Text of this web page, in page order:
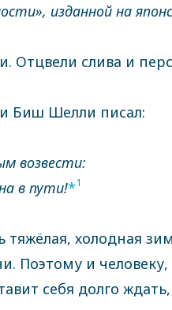
изданной на
Отцвели слива и
Биш Шелли писал:
возвести:
в пути!*1
тяжёлая, холодная
Поэтому и
себя долго